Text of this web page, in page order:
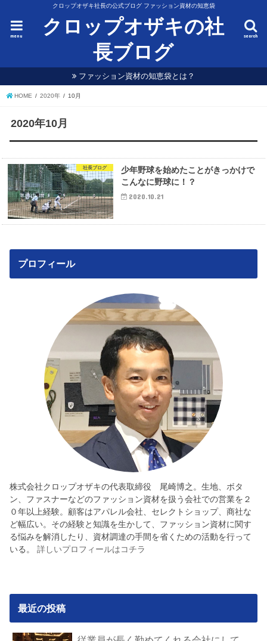
クロップオザキ社長の公式ブログ ファッション資材の知恵袋
クロップオザキの社
長ブログ
search
menu
ファッション資材の知恵袋とは？
HOME 2020年 10月
2020年10月
社長ブログ
少年野球を始めたことがきっかけで
こんなに野球に！？
2020.10.21
プロフィール
株式会社クロップオザキの代表取締役 尾崎博之。生地、ボタ
ン、ファスナーなどのファッション資材を扱う会社での営業を２
０年以上経験。顧客はアパレル会社、セレクトショップ、商社な
ど幅広い。その経験と知識を生かして、ファッション資材に関す
る悩みを解消したり、資材調達の手間を省くための活動を行って
いる。詳しいプロフィールはコチラ
最近の投稿